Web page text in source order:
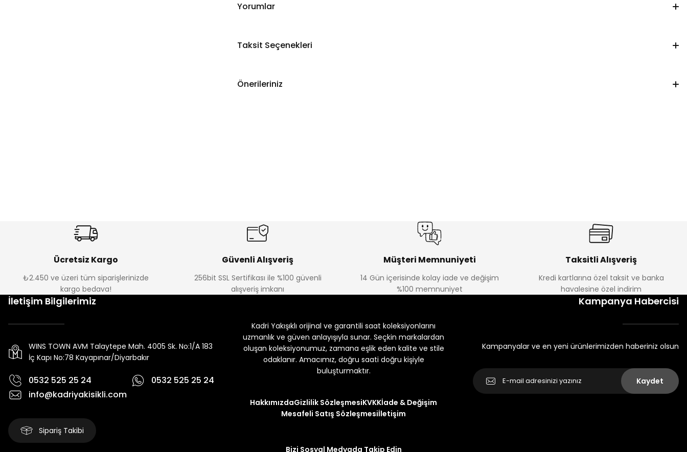
Yorumlar
Taksit Seçenekleri
Önerileriniz
Ücretsiz Kargo
₺2.450 ve üzeri tüm siparişlerinizde
kargo bedava!
Güvenli Alışveriş
256bit SSL Sertifikası ile %100 güvenli
alışveriş imkanı
Müşteri Memnuniyeti
14 Gün içerisinde kolay iade ve değişim
%100 memnuniyet
Taksitli Alışveriş
Kredi kartlarına özel taksit ve banka
havalesine özel indirim
İletişim Bilgilerimiz
WINS TOWN AVM Talaytepe Mah. 4005 Sk. No:1/A 183
İç Kapı No:78 Kayapınar/Diyarbakır
0532 525 25 24
0532 525 25 24
info@kadriyakisikli.com
Sipariş Takibi
Kadri Yakışıklı orijinal ve garantili saat koleksiyonlarını
uzmanlık ve güven anlayışıyla sunar. Seçkin markalardan
oluşan koleksiyonumuz, zamana eşlik eden kalite ve stile
odaklanır. Amacımız, doğru saati doğru kişiyle
buluşturmaktır.
HakkımızdaGizlilik SözleşmesiKVKKİade & Değişim
Mesafeli Satış Sözleşmesiİletişim
Bizi Sosyal Medyada Takip Edin
Kampanya Habercisi
Kampanyalar ve en yeni ürünlerimizden haberiniz olsun
Kaydet